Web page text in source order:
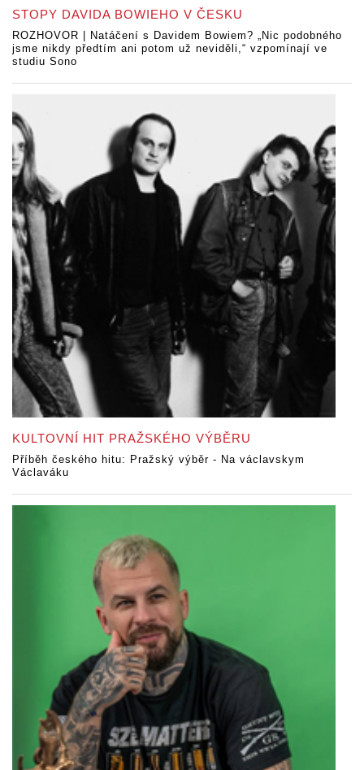
STOPY DAVIDA BOWIEHO V ČESKU
ROZHOVOR | Natáčení s Davidem Bowiem? „Nic podobného
jsme nikdy předtím ani potom už neviděli,“ vzpomínají ve
studiu Sono
KULTOVNÍ HIT PRAŽSKÉHO VÝBĚRU
Příběh českého hitu: Pražský výběr - Na václavskym
Václaváku